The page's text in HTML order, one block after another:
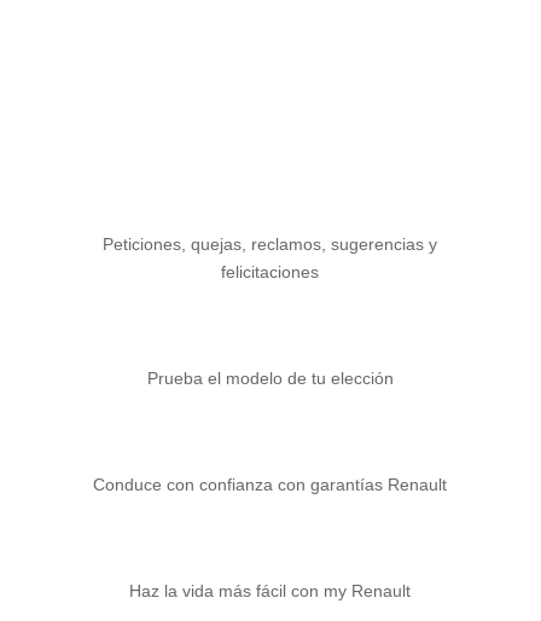
Peticiones, quejas, reclamos, sugerencias y
felicitaciones
Prueba el modelo de tu elección
Conduce con confianza con garantías Renault
Haz la vida más fácil con my Renault